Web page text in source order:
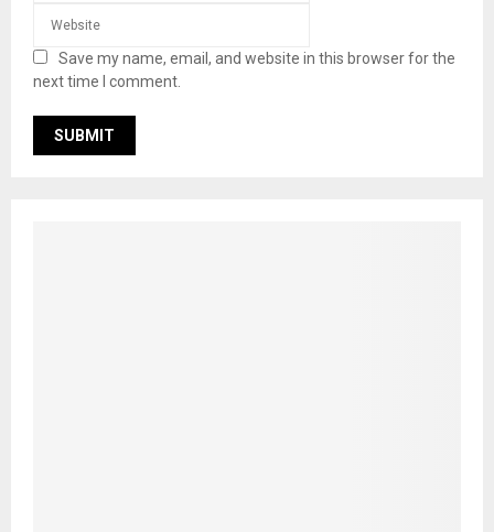
Save my name, email, and website in this browser for the
next time I comment.